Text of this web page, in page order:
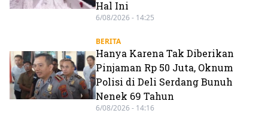
Hal Ini
6/08/2026 - 14:25
BERITA
Hanya Karena Tak Diberikan
Pinjaman Rp 50 Juta, Oknum
Polisi di Deli Serdang Bunuh
Nenek 69 Tahun
6/08/2026 - 14:16